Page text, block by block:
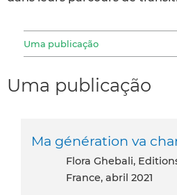
Uma publicação
Uma publicação
Ma génération va
Flora Ghebali, Editions de l’Aube, Paris,
France, abril 2021